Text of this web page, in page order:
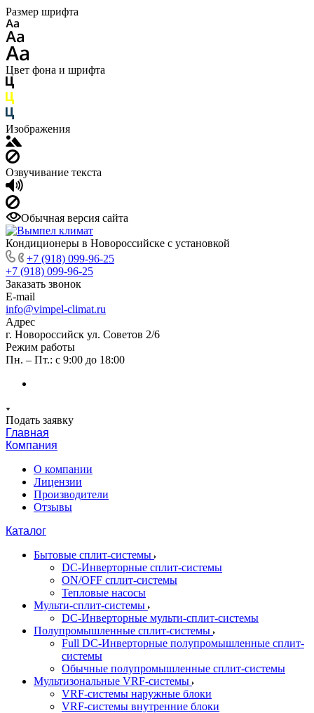
Размер шрифта
Цвет фона и шрифта
Изображения
Озвучивание текста
Обычная версия сайта
Кондиционеры в Новороссийске с установкой
+7 (918) 099-96-25
+7 (918) 099-96-25
Заказать звонок
E-mail
info@vimpel-climat.ru
Адрес
г. Новороссийск ул. Советов 2/6
Режим работы
Пн. – Пт.: с 9:00 до 18:00
Подать заявку
Главная
Компания
О компании
Лицензии
Производители
Отзывы
Каталог
Бытовые сплит-системы
DC-Инверторные сплит-системы
ON/OFF сплит-системы
Тепловые насосы
Мульти-сплит-системы
DC-Инверторные мульти-сплит-системы
Полупромышленные сплит-системы
Full DC-Инверторные полупромышленные сплит-
системы
Обычные полупромышленные сплит-системы
Мультизональные VRF-системы
VRF-системы наружные блоки
VRF-системы внутренние блоки